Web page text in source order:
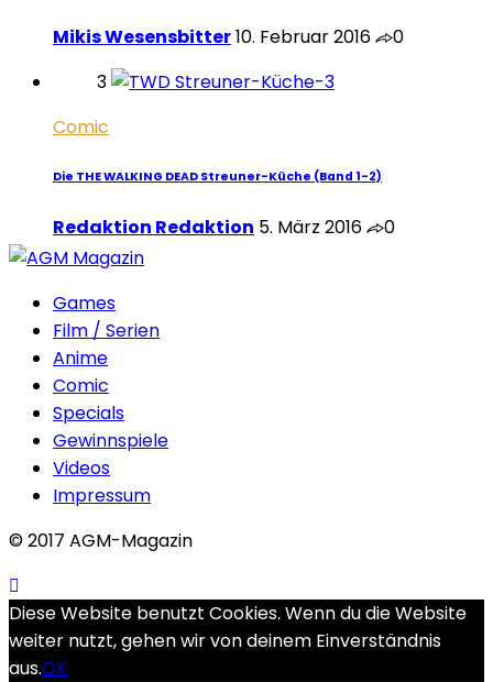
Mikis Wesensbitter10. Februar 2016
0
3
Comic
Die THE WALKING DEAD Streuner-Küche (Band 1-2)
Redaktion Redaktion 5. März 2016 0
Games
Film / Serien
Anime
Comic
Specials
Gewinnspiele
Videos
Impressum
© 2017 AGM-Magazin
Diese Website benutzt Cookies. Wenn du die Website
weiter nutzt, gehen wir von deinem Einverständnis
aus.OK